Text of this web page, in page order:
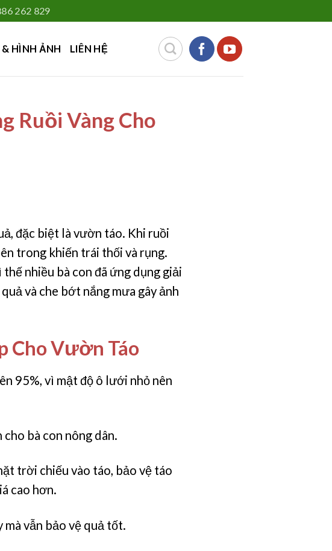
262 829
HÌNH ẢNH LIÊN HỆ
Ruồi Vàng Cho
đặc biệt là vườn táo. Khi ruồi
trong khiến trái thối và rụng.
nhiều bà con đã ứng dụng giải
và che bớt nắng mưa gây ảnh
Cho Vườn Táo
95%, vì mật độ ô lưới nhỏ nên
bà con nông dân.
trời chiếu vào táo, bảo vệ táo
cao hơn.
mà vẫn bảo vệ quả tốt.